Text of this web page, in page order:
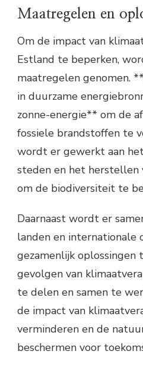
Maatregelen en
Om de impact van
Estland te beperken,
maatregelen genomen.
in duurzame
zonne-energie** om de
fossiele brandstoffen te
wordt er gewerkt aan
steden en het herstellen
om de biodiversiteit te
Daarnaast wordt er
landen en internationale
gezamenlijk oplossingen
gevolgen van
te delen en samen te
de impact van
verminderen en de
beschermen voor